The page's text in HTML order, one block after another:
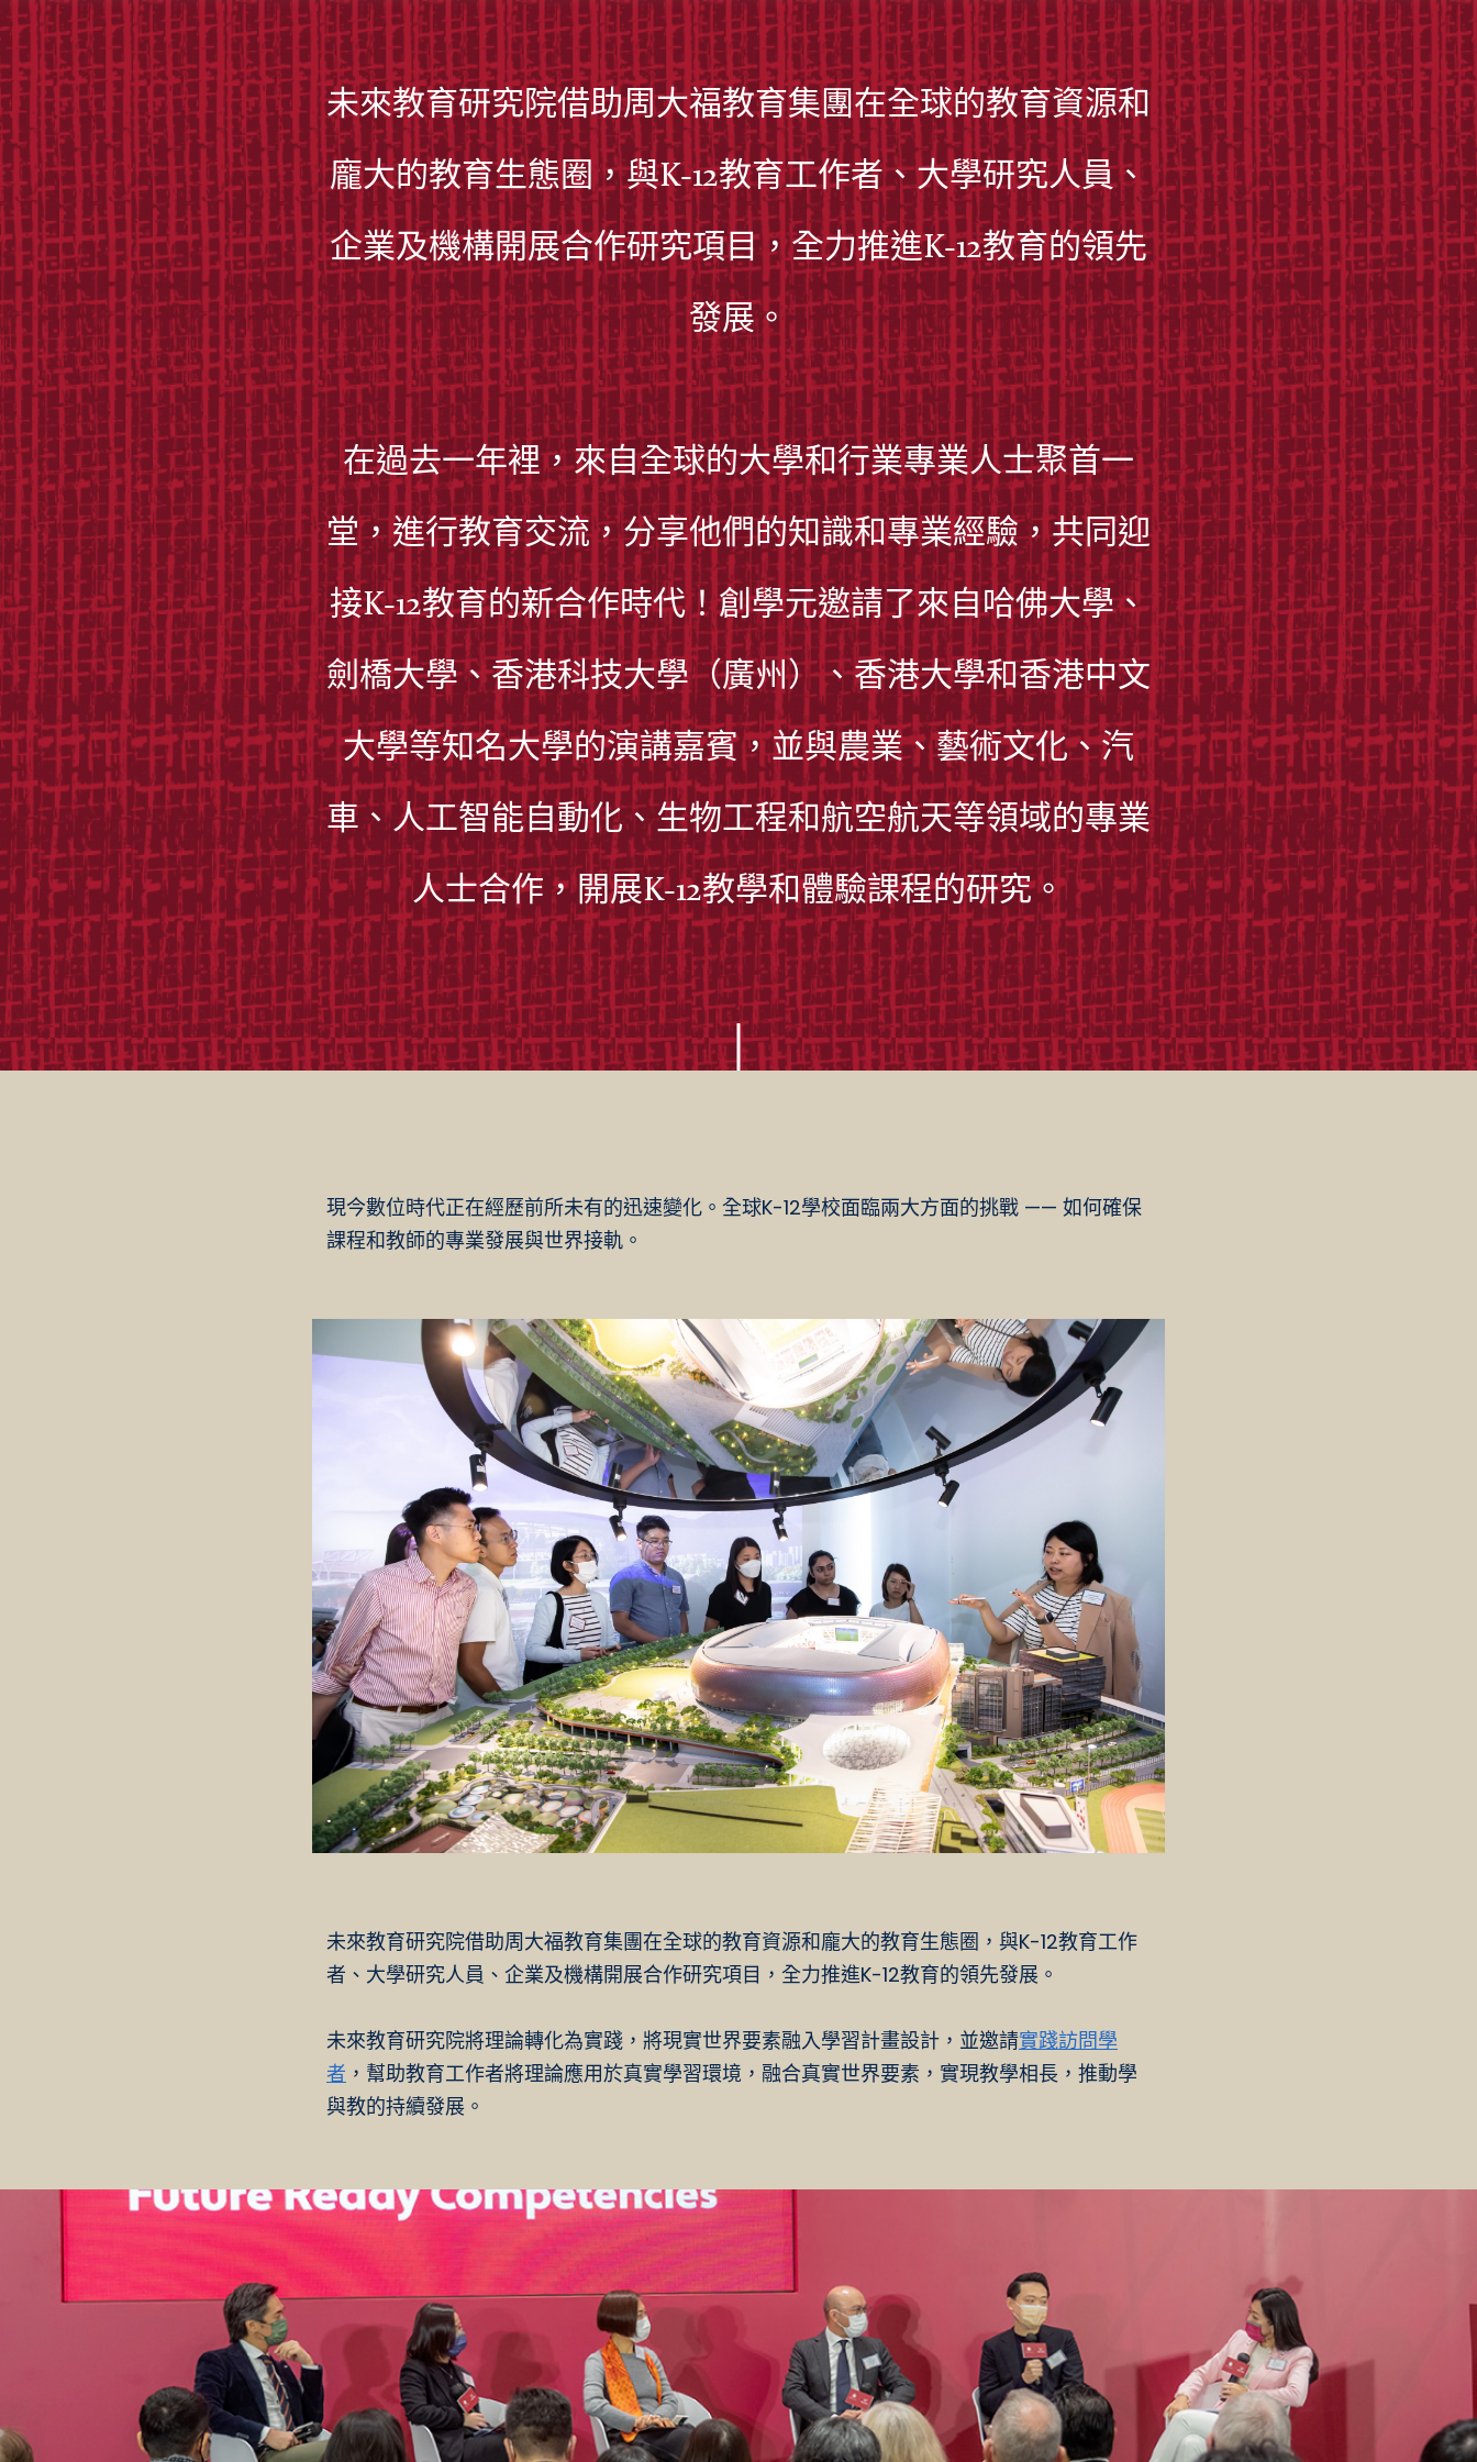
未來教育研究院借助周大福教育集團在全球的教育資源和
龐大的教育生態圈，與K-12教育工作者、大學研究人員、
企業及機構開展合作研究項目，全力推進K-12教育的領先
發展。​
在過去一年裡，來自全球的大學和行業專業人士聚首一
堂，進行教育交流，分享他們的知識和專業經驗，共同迎
接K-12教育的新合作時代！創學元邀請了來自哈佛大學、
劍橋大學、香港科技大學（廣州）、香港大學和香港中文
大學等知名大學的演講嘉賓，並與農業、藝術文化、汽
車、人工智能自動化、生物工程和航空航天等領域的專業
人士合作，開展K-12教學和體驗課程的研究。​
現今數位時代正在經歷前所未有的迅速變化。全球K-12學校面臨兩大方面的挑戰 —— 如何確保
課程和教師的專業發展與世界接軌。
未來教育研究院借助周大福教育集團在全球的教育資源和龐大的教育生態圈，與K-12教育工作
者、大學研究人員、企業及機構開展合作研究項目，全力推進K-12教育的領先發展。​
未來教育研究院將理論轉化為實踐，將現實世界要素融入學習計畫設計，並邀請實踐訪問學
者 ，幫助教育工作者將理論應用於真實學習環境，融合真實世界要素，實現教學相長，推動學
與教的持續發展。​